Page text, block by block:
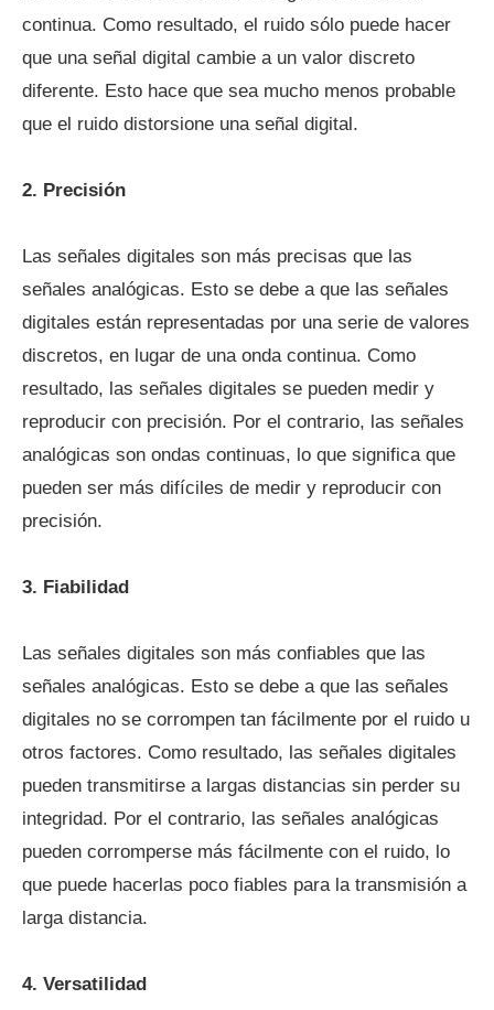
continua. Como resultado, el ruido sólo puede hacer
que una señal digital cambie a un valor discreto
diferente. Esto hace que sea mucho menos probable
que el ruido distorsione una señal digital.
2. Precisión
Las señales digitales son más precisas que las
señales analógicas. Esto se debe a que las señales
digitales están representadas por una serie de valores
discretos, en lugar de una onda continua. Como
resultado, las señales digitales se pueden medir y
reproducir con precisión. Por el contrario, las señales
analógicas son ondas continuas, lo que significa que
pueden ser más difíciles de medir y reproducir con
precisión.
3. Fiabilidad
Las señales digitales son más confiables que las
señales analógicas. Esto se debe a que las señales
digitales no se corrompen tan fácilmente por el ruido u
otros factores. Como resultado, las señales digitales
pueden transmitirse a largas distancias sin perder su
integridad. Por el contrario, las señales analógicas
pueden corromperse más fácilmente con el ruido, lo
que puede hacerlas poco fiables para la transmisión a
larga distancia.
4. Versatilidad